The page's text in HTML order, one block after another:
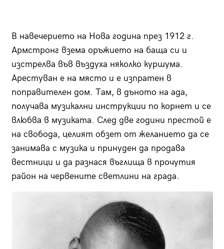
В навечерието на Нова година през 1912 г.
Армстронг взема оръжието на баща си и
изстрелва във въздуха няколко куршума.
Арестуван е на място и е изпратен в
поправителен дом. Там, в дъното на ада,
получава музикални инструкции по корнет и се
влюбва в музиката. След две години престой е
на свобода, целият обзет от желанието да се
занимава с музика и принуден да продава
вестници и да разнася въглища в прочутия
район на червените светлини на града.